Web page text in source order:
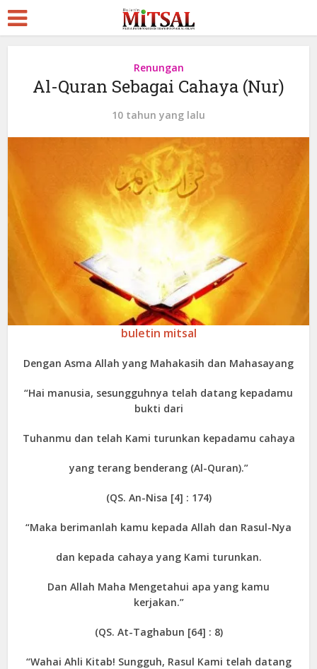
Renungan
Al-Quran Sebagai Cahaya (Nur)
10 tahun yang lalu
buletin mitsal
Dengan Asma Allah yang Mahakasih dan Mahasayang
“Hai manusia, sesungguhnya telah datang kepadamu
bukti dari
Tuhanmu dan telah Kami turunkan kepadamu cahaya
yang terang benderang (Al-Quran).”
(QS. An-Nisa [4] : 174)
“Maka berimanlah kamu kepada Allah dan Rasul-Nya
dan kepada cahaya yang Kami turunkan.
Dan Allah Maha Mengetahui apa yang kamu
kerjakan.”
(QS. At-Taghabun [64] : 8)
“Wahai Ahli Kitab! Sungguh, Rasul Kami telah datang